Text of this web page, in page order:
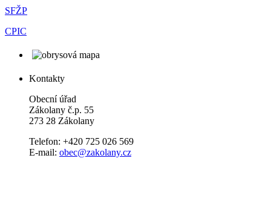
SFŽP
CPIC
Kontakty
Obecní úřad
Zákolany č.p. 55
273 28 Zákolany
Telefon: +420 725 026 569
E-mail: obec@zakolany.cz